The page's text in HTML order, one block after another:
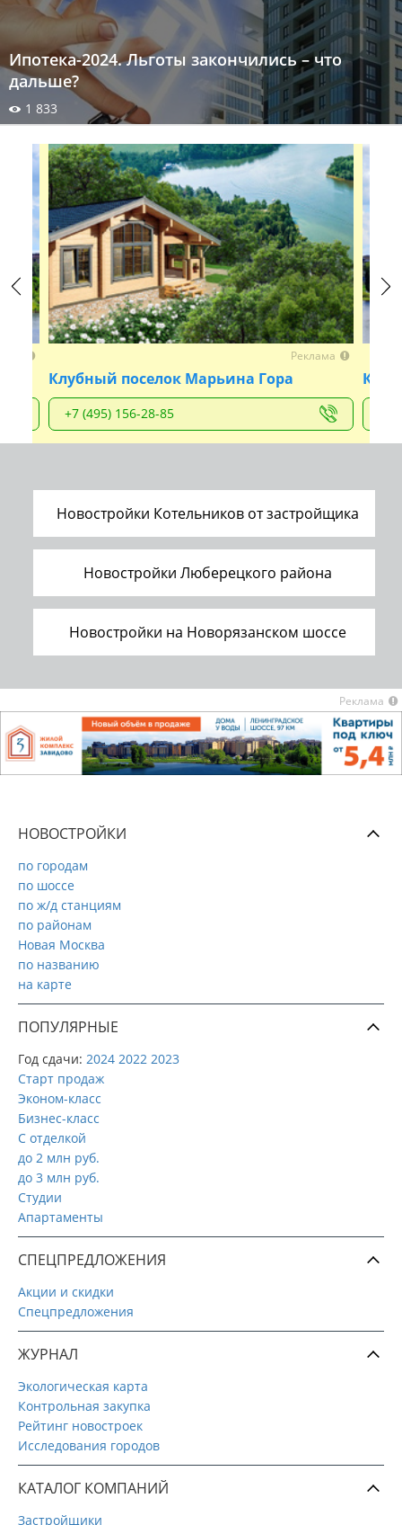
Ипотека-2024. Льготы закончились – что
дальше?
1 833
Previous
Реклама
Клубный поселок Марьина Гора
+7 (495) 156-28-85
Новостройки Котельников от застройщика
Новостройки Люберецкого района
Новостройки на Новорязанском шоссе
Реклама
НОВОСТРОЙКИ
по городам
по шоссе
по ж/д станциям
по районам
Новая Москва
по названию
на карте
ПОПУЛЯРНЫЕ
Год сдачи: 2024 2022 2023
Старт продаж
Эконом-класс
Бизнес-класс
С отделкой
до 2 млн руб.
до 3 млн руб.
Студии
Апартаменты
СПЕЦПРЕДЛОЖЕНИЯ
Акции и скидки
Спецпредложения
ЖУРНАЛ
Экологическая карта
Контрольная закупка
Рейтинг новостроек
Исследования городов
КАТАЛОГ КОМПАНИЙ
Застройщики